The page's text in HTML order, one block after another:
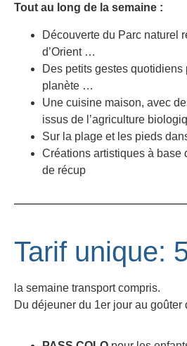
Tout au long de la semaine :
Découverte du Parc naturel
d’Orient …
Des petits gestes quotidiens
planète …
Une cuisine maison, avec
issus de l’agriculture
Sur la plage et les pieds
Créations artistiques à base
de récup
Tarif unique:
la semaine transport compris.
Du déjeuner du 1er jour au goûter